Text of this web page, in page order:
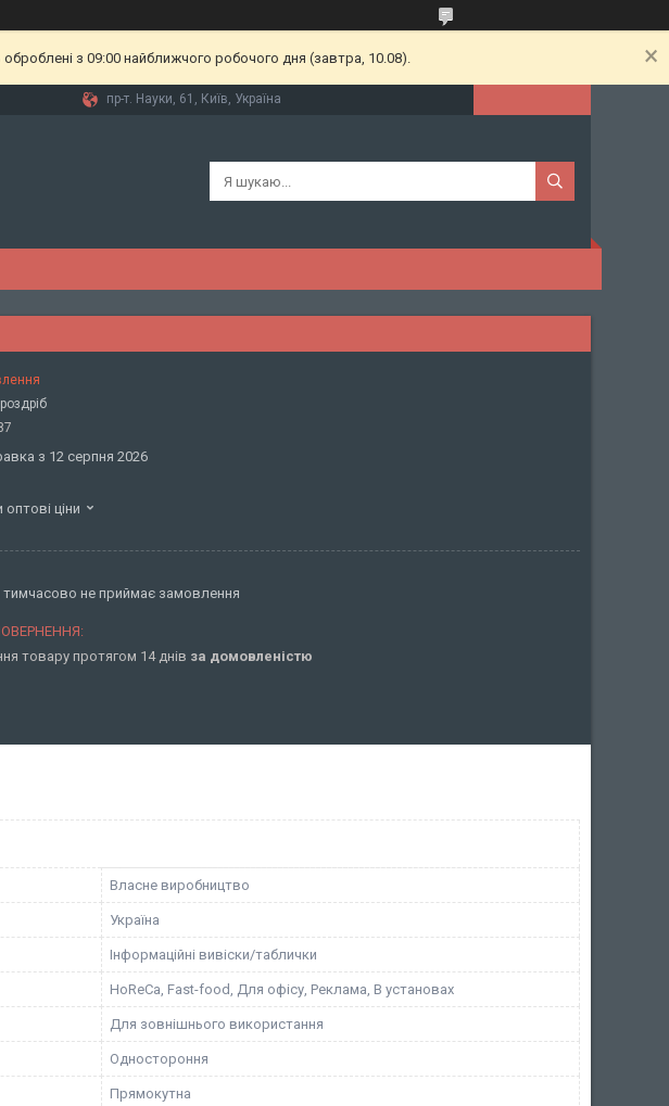
з 09:00 найближчого робочого дня (завтра, 10.08).
пр-т. Науки, 61, Київ, Україна
з 12 серпня 2026
ціни
тимчасово не приймає замовлення
товару протягом 14 днів за домовленістю
Власне виробництво
Україна
Інформаційні вивіски/таблички
HoReCa, Fast-food, Для офісу, Реклама, В установах
Для зовнішнього використання
Одностороння
Прямокутна